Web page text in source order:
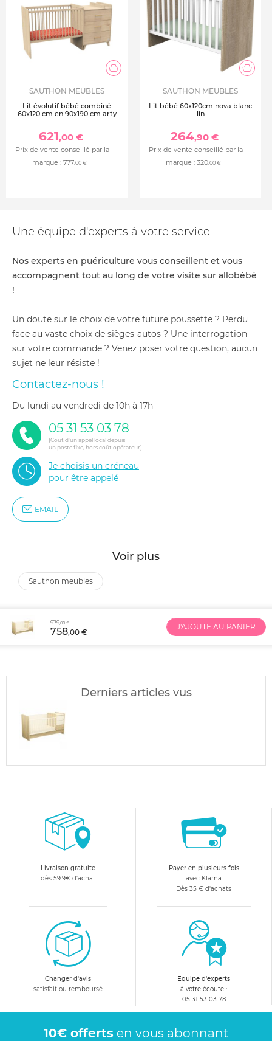
Fabrication Française
Poids maximum d'utilisation : 11 Kgs partie dispositif à
langer
SAUTHON MEUBLES
Lit évolutif bébé combiné
60x120 cm en 90x190 cm arty
621,00 €
Prix de vente conseillé par la
marque : 777,00 €
SAUTHON MEUBLES
Lit bébé 60x120cm nova blanc
lin
264,90 €
Prix de vente conseillé par la
marque : 320,00 €
Une équipe d'experts à votre service
Nos experts en puériculture vous conseillent et vous
accompagnent tout au long de votre visite sur allobébé
!
Un doute sur le choix de votre future poussette ? Perdu
face au vaste choix de sièges-autos ? Une interrogation
sur votre commande ? Venez poser votre question, aucun
sujet ne leur résiste !
Contactez-nous !
du lundi au vendredi de 10h à 17h
05 31 53 03 78
(Coût d'un appel local depuis
un poste fixe, hors coût opérateur)
Je choisis un créneau
pour être appelé
EMAIL
Voir plus
sauthon meubles
979,00 €
758,00 €
J'AJOUTE AU PANIER
Derniers articles vus
Livraison gratuite
dès 59.9€ d'achat
Payer en plusieurs fois
avec Klarna
Dès 35 € d'achats
Changer d'avis
satisfait ou remboursé
Equipe d'experts
à votre écoute :
05 31 53 03 78
10€ offerts en vous abonnant